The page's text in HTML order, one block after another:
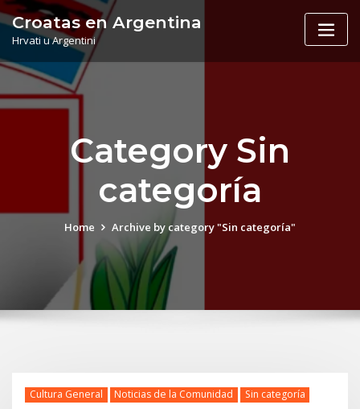
Skip
to
content
Croatas en Argentina
Hrvati u Argentini
Category Sin
categoría
Home Archive by category "Sin categoría"
Cultura General Noticias de la Comunidad Sin categoría